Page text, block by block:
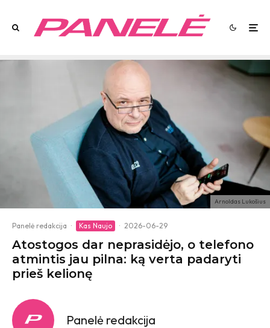
Arnoldas Lukošius
Panelė redakcija · Kas Naujo · 2026-06-29
Atostogos dar neprasidėjo, o telefono
atmintis jau pilna: ką verta padaryti
prieš kelionę
Panelė redakcija